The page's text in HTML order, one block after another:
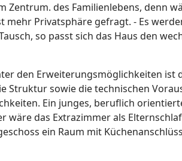
Zentrum. des Familienlebens, denn
mehr Privatsphäre gefragt. - Es
so passt sich das Haus den
den Erweiterungsmöglichkeiten ist
Struktur sowie die technischen
Ein junges, beruflich
wäre das Extrazimmer als
ein Raum mit